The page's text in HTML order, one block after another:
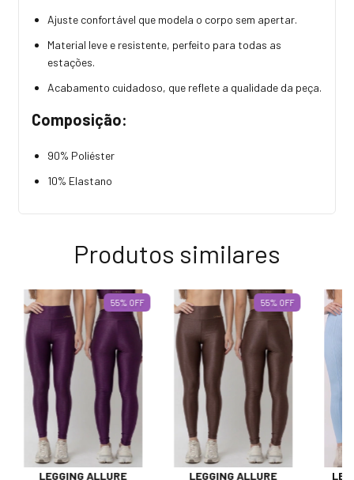
Ajuste confortável que modela o corpo sem apertar.
Material leve e resistente, perfeito para todas as
estações.
Acabamento cuidadoso, que reflete a qualidade da peça.
Composição:
90% Poliéster
10% Elastano
Produtos similares
55% OFF
LEGGING ALLURE
55% OFF
LEGGING ALLURE